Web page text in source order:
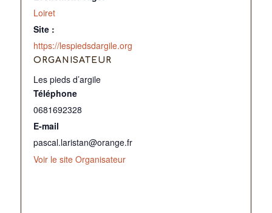
Loiret
Site :
https://lespiedsdargile.org
ORGANISATEUR
Les pieds d’argile
Téléphone
0681692328
E-mail
pascal.laristan@orange.fr
Voir le site Organisateur